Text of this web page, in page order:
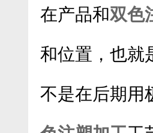
在产品和双色
和位置，也就
不是在后期用